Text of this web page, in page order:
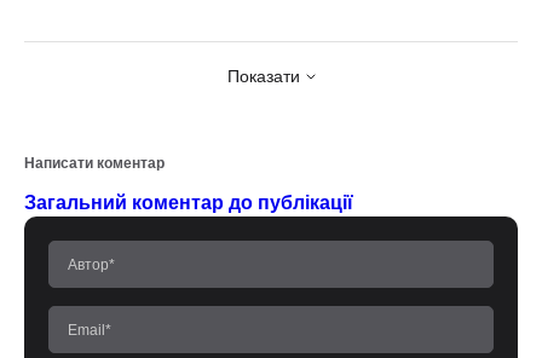
Показати
Написати коментар
Загальний коментар до публікації